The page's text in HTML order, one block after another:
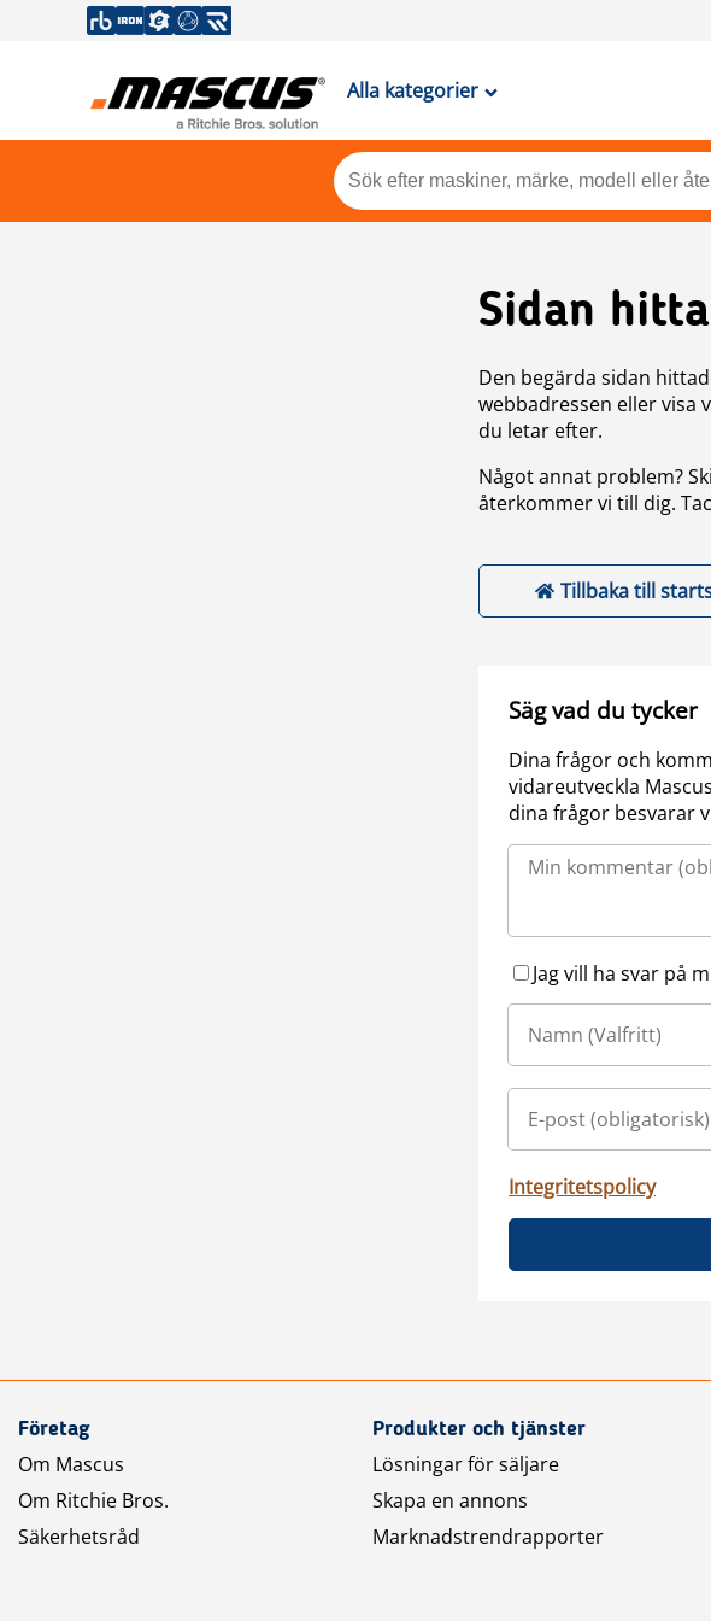
Alla kategorier
Sidan
Den begärda sidan
webbadressen eller visa
du letar efter.
Något annat problem?
återkommer vi till dig.
Tillbaka till
Säg vad du tycker
Dina frågor och
vidareutveckla
dina frågor besvarar
Jag vill ha svar på
Integritetspolicy
Företag
Om Mascus
Om Ritchie Bros.
Säkerhetsråd
Produkter och tjänster
Lösningar för säljare
Skapa en annons
Marknadstrendrapporter